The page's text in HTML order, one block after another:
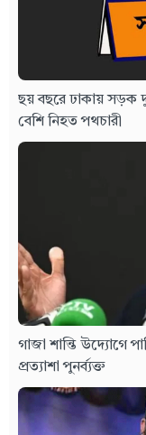
ছয় বছরে ঢাকায় সড়ক
বেশি নিহত পথচারী
গাজা শান্তি উদ্যোগে
প্রত্যাশা পুনর্ব্যক্ত